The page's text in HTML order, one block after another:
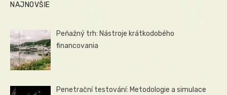
NAJNOVŠIE
Peňažný trh: Nástroje krátkodobého
financovania
Penetrační testování: Metodologie a simulace